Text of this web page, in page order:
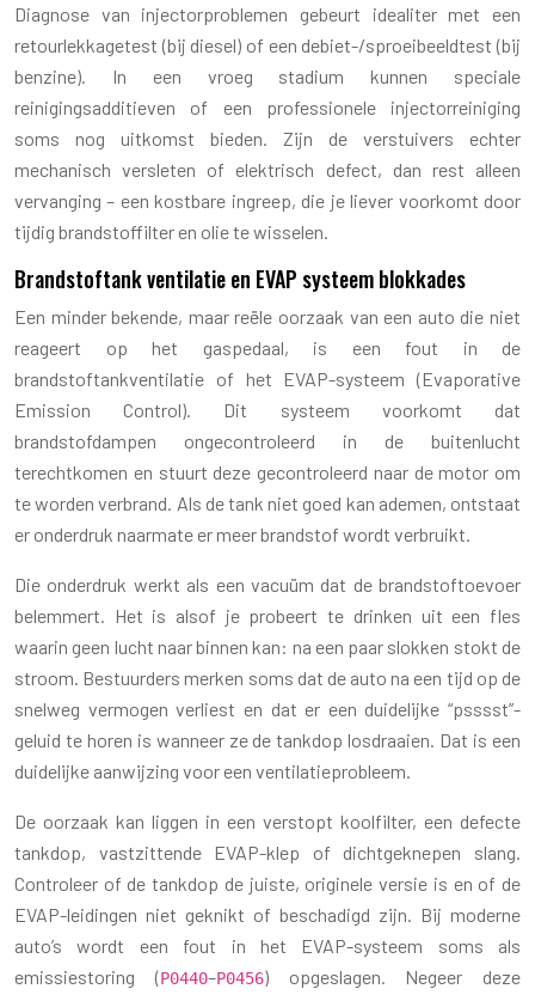
Diagnose van injectorproblemen gebeurt idealiter met een
retourlekkagetest (bij diesel) of een debiet-/sproeibeeldtest (bij
benzine). In een vroeg stadium kunnen speciale
reinigingsadditieven of een professionele injectorreiniging
soms nog uitkomst bieden. Zijn de verstuivers echter
mechanisch versleten of elektrisch defect, dan rest alleen
vervanging – een kostbare ingreep, die je liever voorkomt door
tijdig brandstoffilter en olie te wisselen.
Brandstoftank ventilatie en EVAP systeem blokkades
Een minder bekende, maar reële oorzaak van een auto die niet
reageert op het gaspedaal, is een fout in de
brandstoftankventilatie of het EVAP-systeem (Evaporative
Emission Control). Dit systeem voorkomt dat
brandstofdampen ongecontroleerd in de buitenlucht
terechtkomen en stuurt deze gecontroleerd naar de motor om
te worden verbrand. Als de tank niet goed kan ademen, ontstaat
er onderdruk naarmate er meer brandstof wordt verbruikt.
Die onderdruk werkt als een vacuüm dat de brandstoftoevoer
belemmert. Het is alsof je probeert te drinken uit een fles
waarin geen lucht naar binnen kan: na een paar slokken stokt de
stroom. Bestuurders merken soms dat de auto na een tijd op de
snelweg vermogen verliest en dat er een duidelijke “psssst”-
geluid te horen is wanneer ze de tankdop losdraaien. Dat is een
duidelijke aanwijzing voor een ventilatieprobleem.
De oorzaak kan liggen in een verstopt koolfilter, een defecte
tankdop, vastzittende EVAP-klep of dichtgeknepen slang.
Controleer of de tankdop de juiste, originele versie is en of de
EVAP-leidingen niet geknikt of beschadigd zijn. Bij moderne
auto’s wordt een fout in het EVAP-systeem soms als
emissiestoring (P0440–P0456) opgeslagen. Negeer deze